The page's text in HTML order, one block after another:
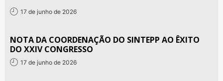
17 de junho de 2026
NOTA DA COORDENAÇÃO DO SINTEPP AO ÊXITO
DO XXIV CONGRESSO
17 de junho de 2026